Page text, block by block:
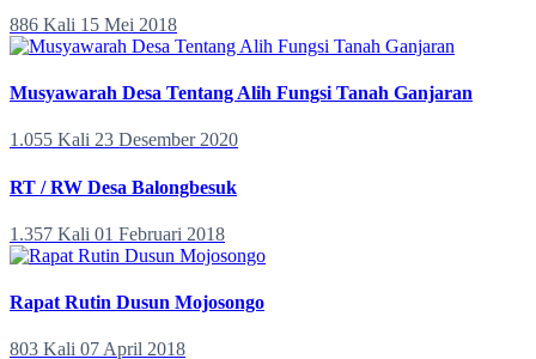
886 Kali 15 Mei 2018
Musyawarah Desa Tentang Alih Fungsi Tanah Ganjaran
1.055 Kali 23 Desember 2020
RT / RW Desa Balongbesuk
1.357 Kali 01 Februari 2018
Rapat Rutin Dusun Mojosongo
803 Kali 07 April 2018